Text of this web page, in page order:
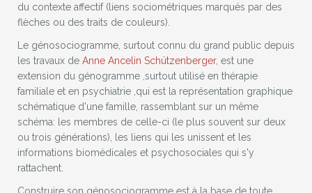
du contexte affectif (liens sociométriques marqués par des
flèches ou des traits de couleurs).
Le génosociogramme, surtout connu du grand public depuis
les travaux de Anne Ancelin Schützenberger, est une
extension du génogramme ,surtout utilisé en thérapie
familiale et en psychiatrie ,qui est la représentation graphique
schématique d'une famille, rassemblant sur un même
schéma: les membres de celle-ci (le plus souvent sur deux
ou trois générations), les liens qui les unissent et les
informations biomédicales et psychosociales qui s'y
rattachent.